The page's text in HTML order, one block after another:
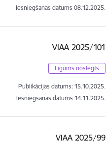
Iesniegšanas datums 08.12.2025.
VIAA 2025/101
Līgums noslēgts
Publikācijas datums: 15.10.2025.
Iesniegšanas datums 14.11.2025.
VIAA 2025/99